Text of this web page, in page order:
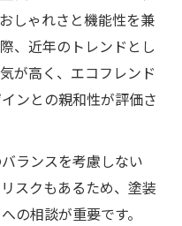
しゃれさと機能性を兼
、近年のトレンドとし
が高く、エコフレンド
ンとの親和性が評価さ
ランスを考慮しない
スクもあるため、塗装
の相談が重要です。